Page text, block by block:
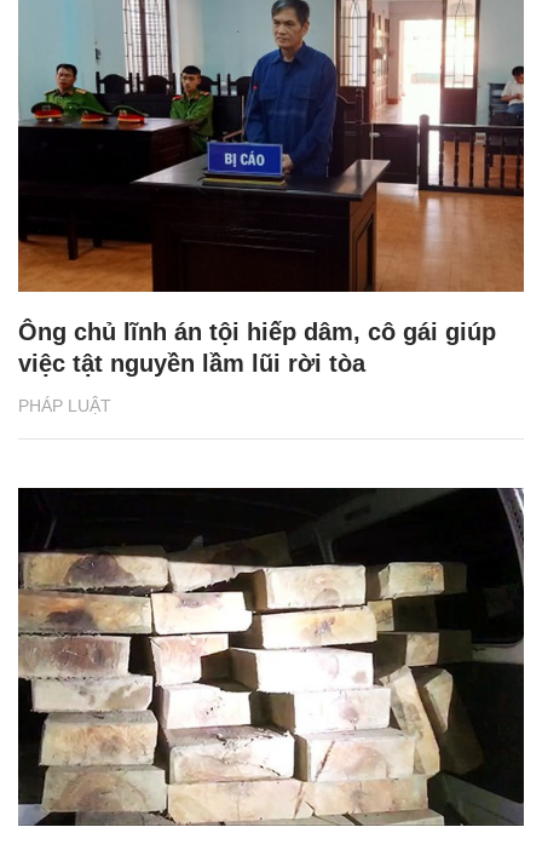
PHÁP LUẬT
Ông chủ lĩnh án tội hiếp dâm, cô gái giúp
việc tật nguyền lầm lũi rời tòa